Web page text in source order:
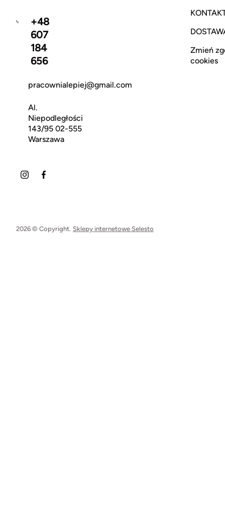
+48
607
184
656
pracownialepiej@gmail.com
Al.
Niepodległości
143/95 02-555
Warszawa
Zmień
cookies
2026 © Copyright. Sklepy internetowe Selesto